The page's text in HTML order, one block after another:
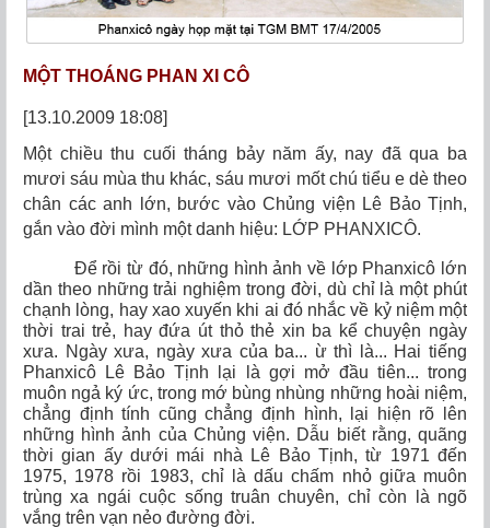
MỘT THOÁNG PHAN XI CÔ
[13.10.2009 18:08]
Một chiều thu cuối tháng bảy năm ấy, nay đã qua ba
mươi sáu mùa thu khác, sáu mươi mốt chú tiểu e dè theo
chân các anh lớn, bước vào Chủng viện Lê Bảo Tịnh,
gắn vào đời mình một danh hiệu: LỚP PHANXICÔ.
Để rồi từ đó, những hình ảnh về lớp Phanxicô lớn
dần theo những trải nghiệm trong đời, dù chỉ là một phút
chạnh lòng, hay xao xuyến khi ai đó nhắc về kỷ niệm một
thời trai trẻ, hay đứa út thỏ thẻ xin ba kể chuyện ngày
xưa. Ngày xưa, ngày xưa của ba... ừ thì là... Hai tiếng
Phanxicô Lê Bảo Tịnh lại là gợi mở đầu tiên... trong
muôn ngả ký ức, trong mớ bùng nhùng những hoài niệm,
chẳng định tính cũng chẳng định hình, lại hiện rõ lên
những hình ảnh của Chủng viện. Dẫu biết rằng, quãng
thời gian ấy dưới mái nhà Lê Bảo Tịnh, từ 1971 đến
1975, 1978 rồi 1983, chỉ là dấu chấm nhỏ giữa muôn
trùng xa ngái cuộc sống truân chuyên, chỉ còn là ngõ
vắng trên vạn nẻo đường đời.